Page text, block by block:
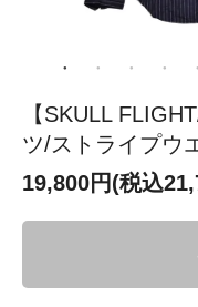
【SKULL
ツ/ストライプウ
19,800円(税込